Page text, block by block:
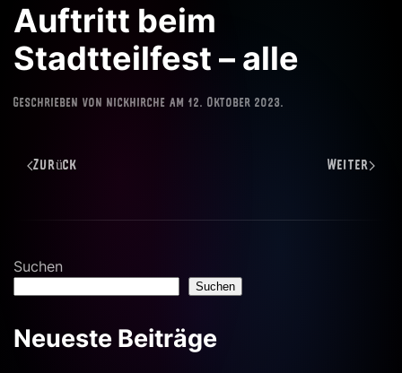
Auftritt beim
Stadtteilfest – alle
Geschrieben von nickhirche am 12. Oktober 2023.
Zurück Weiter
Suchen
Suchen
Neueste Beiträge